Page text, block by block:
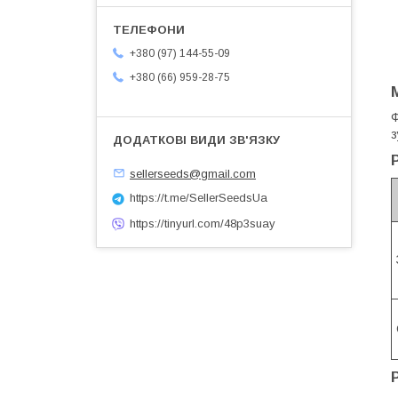
+380 (97) 144-55-09
+380 (66) 959-28-75
sellerseeds@gmail.com
https://t.me/SellerSeedsUa
https://tinyurl.com/48p3suay